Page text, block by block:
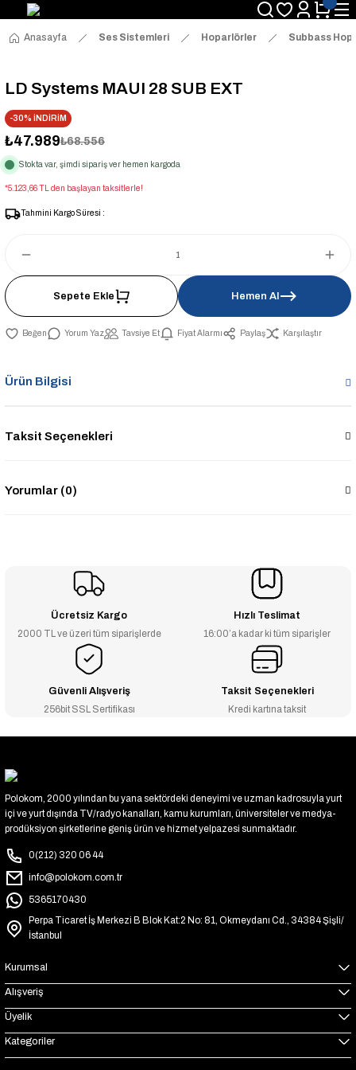
Anasayfa Ses Sistemleri Hoparlörler Subbass
LD Systems MAUI 28 SUB EXT
-30% İNDİRİM
₺47.989₺68.556
Stokta var, şimdi sipariş ver hemen kargoda
*5.123,66 TL den başlayan taksitlerle!
Tahmini Kargo Süresi :
Sepete Ekle Hemen Al
Yorum Yaz Tavsiye Et Fiyat Alarmı Paylaş Karşılaştır
Ürün Bilgisi
Taksit Seçenekleri
Yorumlar (0)
Ücretsiz Kargo
2000 TL ve üzeri tüm siparişlerde
Hızlı Teslimat
16:00’a kadar ki tüm siparişler
Güvenli Alışveriş
256bit SSL Sertifikası
Taksit Seçenekleri
Kredi kartına taksit
Polokom, 2000 yılından bu yana sektördeki deneyimi ve uzman kadrosuyla yurt
içi ve yurt dışında TV/radyo kanalları, kamu kurumları, üniversiteler ve medya-
prodüksiyon şirketlerine geniş ürün ve hizmet yelpazesi sunmaktadır.
0(212) 320 06 44
info@polokom.com.tr
5365170430
Perpa Ticaret İş Merkezi B Blok Kat:2 No: 81, Okmeydanı Cd., 34384 Şişli/
İstanbul
Kurumsal
Alışveriş
Üyelik
Kategoriler